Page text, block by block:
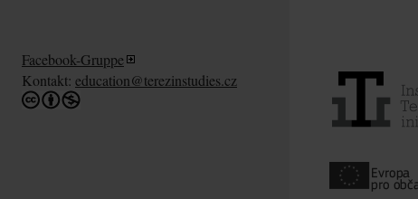
Facebook-Gruppe
Kontakt: education@terezinstudies.cz